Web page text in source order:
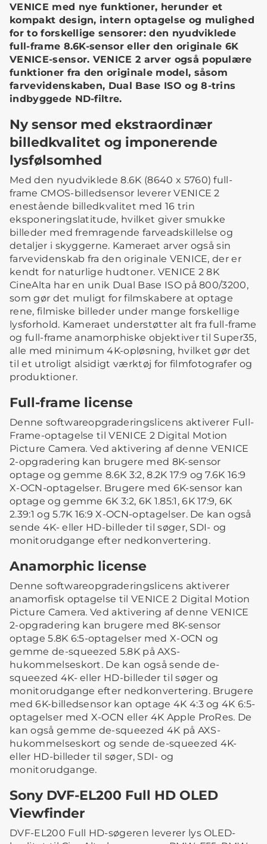
VENICE med nye funktioner, herunder et
kompakt design, intern optagelse og mulighed
for to forskellige sensorer: den nyudviklede
full-frame 8.6K-sensor eller den originale 6K
VENICE-sensor. VENICE 2 arver også populære
funktioner fra den originale model, såsom
farvevidenskaben, Dual Base ISO og 8-trins
indbyggede ND-filtre.
Ny sensor med ekstraordinær
billedkvalitet og imponerende
lysfølsomhed
Med den nyudviklede 8.6K (8640 x 5760) full-
frame CMOS-billedsensor leverer VENICE 2
enestående billedkvalitet med 16 trin
eksponeringslatitude, hvilket giver smukke
billeder med fremragende farveadskillelse og
detaljer i skyggerne. Kameraet arver også sin
farvevidenskab fra den originale VENICE, der er
kendt for naturlige hudtoner. VENICE 2 8K
CineAlta har en unik Dual Base ISO på 800/3200,
som gør det muligt for filmskabere at optage
rene, filmiske billeder under mange forskellige
lysforhold. Kameraet understøtter alt fra full-frame
og full-frame anamorphiske objektiver til Super35,
alle med minimum 4K-opløsning, hvilket gør det
til et utroligt alsidigt værktøj for filmfotografer og
produktioner.
Full-frame license
Denne softwareopgraderingslicens aktiverer Full-
Frame-optagelse til VENICE 2 Digital Motion
Picture Camera. Ved aktivering af denne VENICE
2-opgradering kan brugere med 8K-sensor
optage og gemme 8.6K 3:2, 8.2K 17:9 og 7.6K 16:9
X-OCN-optagelser. Brugere med 6K-sensor kan
optage og gemme 6K 3:2, 6K 1.85:1, 6K 17:9, 6K
2.39:1 og 5.7K 16:9 X-OCN-optagelser. De kan også
sende 4K- eller HD-billeder til søger, SDI- og
monitorudgange efter nedkonvertering.
Anamorphic license
Denne softwareopgraderingslicens aktiverer
anamorfisk optagelse til VENICE 2 Digital Motion
Picture Camera. Ved aktivering af denne VENICE
2-opgradering kan brugere med 8K-sensor
optage 5.8K 6:5-optagelser med X-OCN og
gemme de-squeezed 5.8K på AXS-
hukommelseskort. De kan også sende de-
squeezed 4K- eller HD-billeder til søger og
monitorudgange efter nedkonvertering. Brugere
med 6K-billedsensor kan optage 4K 4:3 og 4K 6:5-
optagelser med X-OCN eller 4K Apple ProRes. De
kan også gemme de-squeezed 4K på AXS-
hukommelseskort og sende de-squeezed 4K-
eller HD-billeder til søger, SDI- og
monitorudgange.
Sony DVF-EL200 Full HD OLED
Viewfinder
DVF-EL200 Full HD-søgeren leverer lys OLED-